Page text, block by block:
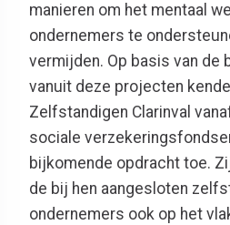
manieren om het mentaal
ondernemers te
vermijden. Op basis van de
vanuit deze projecten
Zelfstandigen Clarinval
sociale
bijkomende opdracht toe.
de bij hen aangesloten
ondernemers ook op het